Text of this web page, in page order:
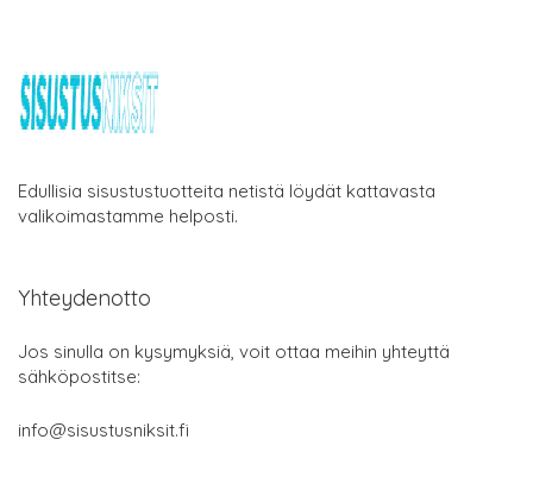
Edullisia sisustustuotteita netistä löydät kattavasta
valikoimastamme helposti.
Yhteydenotto
Jos sinulla on kysymyksiä, voit ottaa meihin yhteyttä
sähköpostitse:
info@sisustusniksit.fi